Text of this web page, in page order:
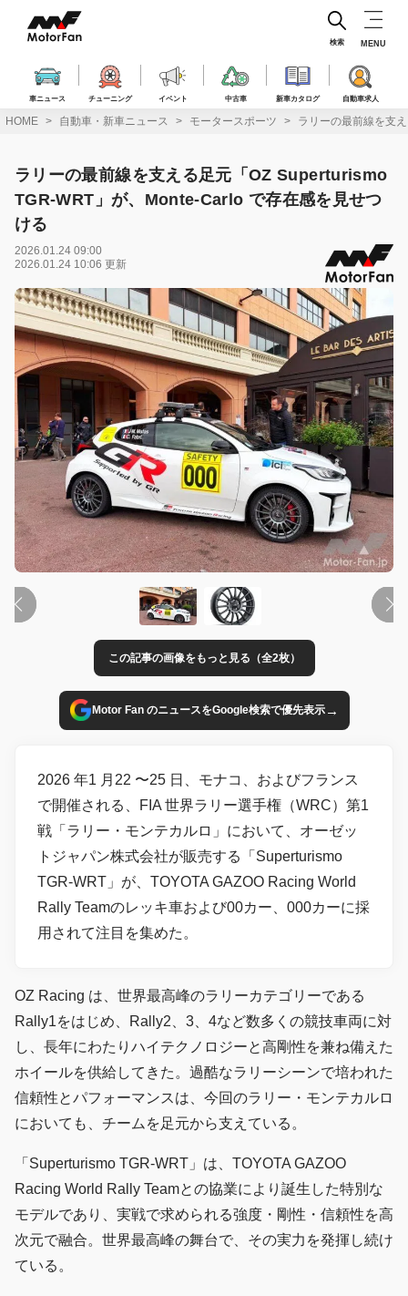
ス
車ニュース チューニング イベント 中古車 新車カタログ 自動車求人
検索 MENU
HOME 自動車・新車ニュース モータースポーツ ラリーの最前線を支
ラリーの最前線を支える足元「OZ Superturismo
TGR-WRT」が、Monte-Carlo で存在感を見せつ
ける
2026.01.24 09:00
2026.01.24 10:06 更新
この記事の画像をもっと見る（全2枚）
Motor Fan のニュースをGoogle検索で優先表示→
2026 年1 月22 〜25 日、モナコ、およびフランス
で開催される、FIA 世界ラリー選手権（WRC）第1
戦「ラリー・モンテカルロ」において、オーゼッ
トジャパン株式会社が販売する「Superturismo
TGR-WRT」が、TOYOTA GAZOO Racing World
Rally Teamのレッキ車および00カー、000カーに採
用されて注目を集めた。
OZ Racing は、世界最高峰のラリーカテゴリーである
Rally1をはじめ、Rally2、3、4など数多くの競技車両に対
し、長年にわたりハイテクノロジーと高剛性を兼ね備えた
ホイールを供給してきた。過酷なラリーシーンで培われた
信頼性とパフォーマンスは、今回のラリー・モンテカルロ
においても、チームを足元から支えている。
「Superturismo TGR-WRT」は、TOYOTA GAZOO
Racing World Rally Teamとの協業により誕生した特別な
モデルであり、実戦で求められる強度・剛性・信頼性を高
次元で融合。世界最高峰の舞台で、その実力を発揮し続け
ている。